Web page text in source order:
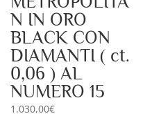
N IN ORO
BLACK CON
DIAMANTI ( ct.
0,06 ) AL
NUMERO 15
1.030,00€